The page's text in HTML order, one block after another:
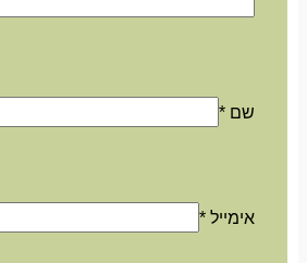
שם*
אימייל*